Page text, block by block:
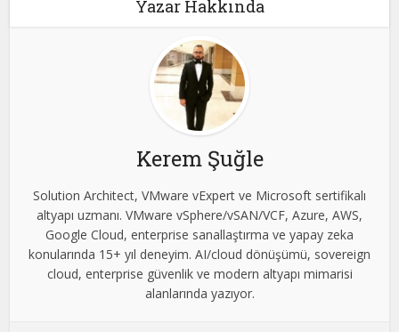
Yazar Hakkında
Kerem Şuğle
Solution Architect, VMware vExpert ve Microsoft sertifikalı
altyapı uzmanı. VMware vSphere/vSAN/VCF, Azure, AWS,
Google Cloud, enterprise sanallaştırma ve yapay zeka
konularında 15+ yıl deneyim. AI/cloud dönüşümü, sovereign
cloud, enterprise güvenlik ve modern altyapı mimarisi
alanlarında yazıyor.